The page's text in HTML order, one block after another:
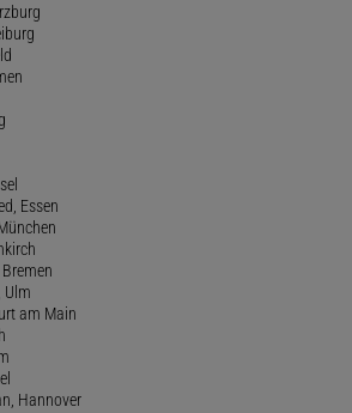
Essen
Ulm
am Main
Hannover